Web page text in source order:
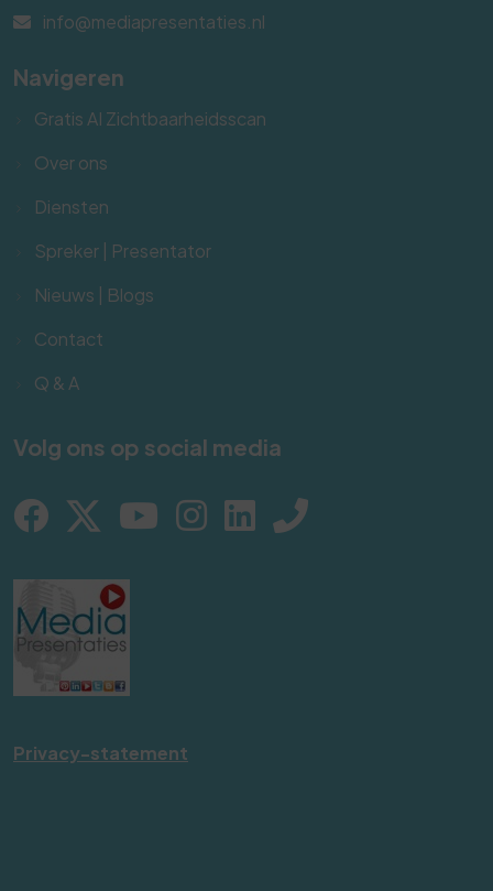
info@mediapresentaties.nl
Navigeren
Gratis AI Zichtbaarheidsscan
Over ons
Diensten
Spreker | Presentator
Nieuws | Blogs
Contact
Q & A
Volg ons op social media
Privacy-statement